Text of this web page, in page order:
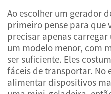
Ao escolher um gerador
primeiro pense para que
precisar apenas
um modelo menor, com
ser suficiente. Eles
fáceis de transportar. No
alimentar dispositivos